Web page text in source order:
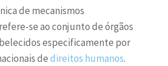
de mecanismos
se ao conjunto de órgãos
especificamente por
dedireitos humanos.